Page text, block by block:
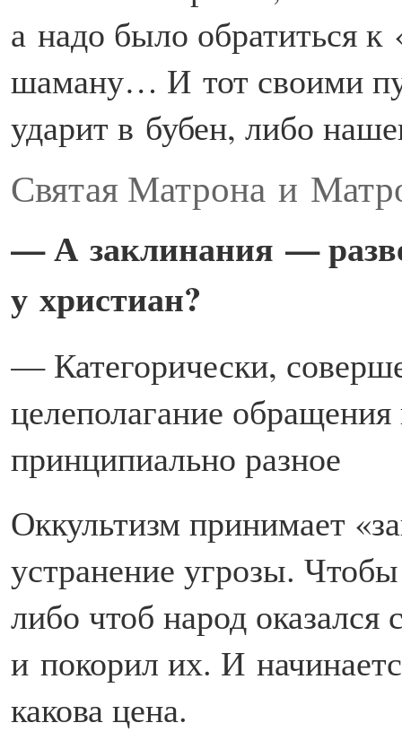
а надо было обратиться к
шаману… И тот своими
ударит в бубен, либо
Святая Матрона и
— А заклинания —
у христиан?
— Категорически,
целеполагание
принципиально разное
Оккультизм принимает
устранение угрозы.
либо чтоб народ оказался
и покорил их. И
какова цена.